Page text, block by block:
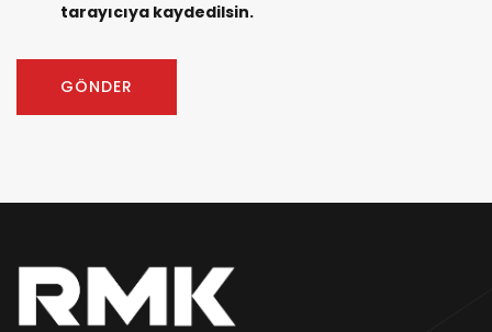
tarayıcıya kaydedilsin.